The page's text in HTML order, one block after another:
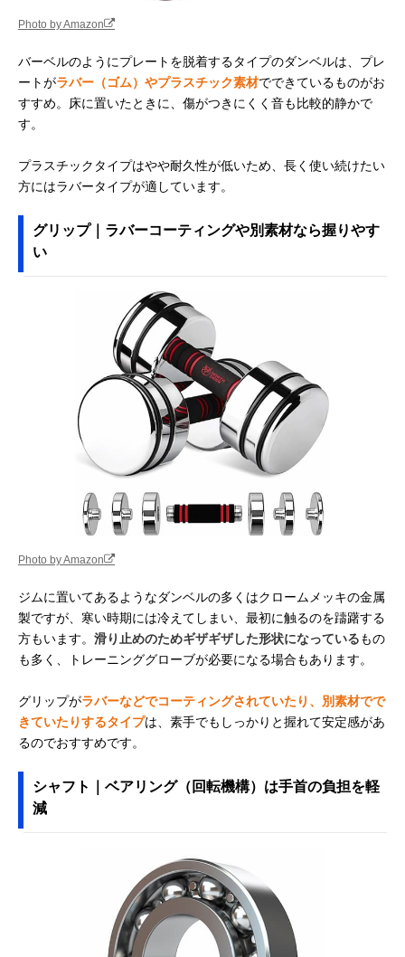
Photo by Amazon
バーベルのようにプレートを脱着するタイプのダンベルは、プレ
ートがラバー（ゴム）やプラスチック素材でできているものがお
すすめ。床に置いたときに、傷がつきにくく音も比較的静かで
す。
プラスチックタイプはやや耐久性が低いため、長く使い続けたい
方にはラバータイプが適しています。
グリップ｜ラバーコーティングや別素材なら握りやす
い
Photo by Amazon
ジムに置いてあるようなダンベルの多くはクロームメッキの金属
製ですが、寒い時期には冷えてしまい、最初に触るのを躊躇する
方もいます。 滑り止めのためギザギザした形状になっているもの
も多く、トレーニンググローブが必要になる場合もあります。
グリップがラバーなどでコーティングされていたり、別素材でで
きていたりするタイプは、素手でもしっかりと握れて安定感があ
るのでおすすめです。
シャフト｜ベアリング（回転機構）は手首の負担を軽
減